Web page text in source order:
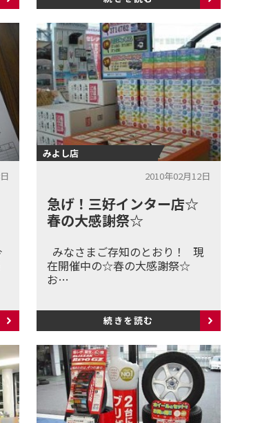
みよし店
2010年02月12日
急げ！三好インター店☆
春の大感謝祭☆
みなさまご存知のとおり！ 現
在開催中の☆春の大感謝祭☆
お…
続きを読む